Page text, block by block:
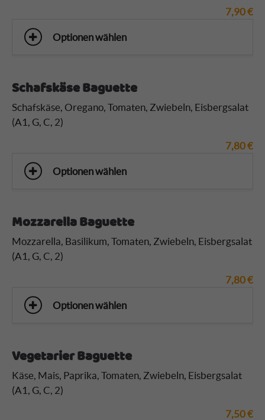
7,90€
Optionen wählen
Schafskäse Baguette
Schafskäse, Oregano, Tomaten, Zwiebeln, Eisbergsalat
(A1, G, C, 2)
7,80€
Optionen wählen
Mozzarella Baguette
Mozzarella, Basilikum, Tomaten, Zwiebeln, Eisbergsalat
(A1, G, C, 2)
7,80€
Optionen wählen
Vegetarier Baguette
Käse, Mais, Paprika, Tomaten, Zwiebeln, Eisbergsalat
(A1, G, C, 2)
7,50€